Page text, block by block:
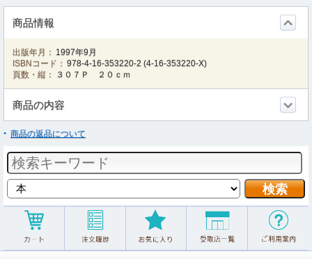
商品情報
出版年月： 1997年9月
ISBNコード： 978-4-16-353220-2 (4-16-353220-X)
頁数・縦：
３０７Ｐ ２０ｃｍ
商品の内容
商品の返品について